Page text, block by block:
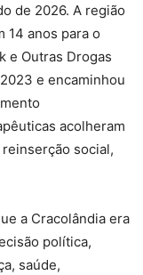
de 2026. A região
14 anos para o
e Outras Drogas
e encaminhou
acolheram
social,
a Cracolândia era
política,
saúde,